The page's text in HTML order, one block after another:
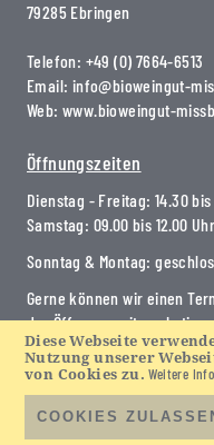
Diese Webseite
Nutzung unserer
von Cookies zu. Weitere
COOKIES
79285 Ebringen
Telefon: +49 (0) 7664-6513
Email: info@bioweingut-
Web: www.bioweingut-
Öffnungszeiten
Dienstag - Freitag: 14.30 bis
Samstag: 09.00 bis 12.00 Uhr
Sonntag & Montag:
Gerne können wir einen
der Öffnungszeiten
Anfahrt viaGoogle Maps.